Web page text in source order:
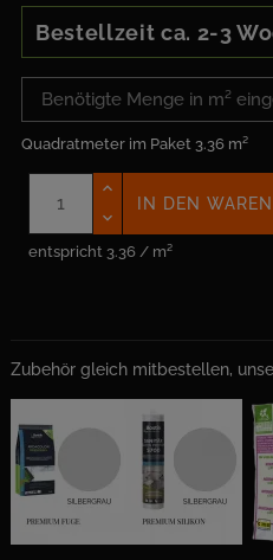
Bestellzeit ca. 2-3
Quadratmeter im Paket 3.36 m²
entspricht 3.36 / m²
IN DEN
Zubehör gleich mitbestellen,